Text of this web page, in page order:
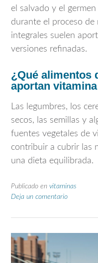
el salvado y el
durante el proceso de
integrales suelen
versiones refinadas.
¿Qué alimentos
aportan
Las legumbres, los
secos, las semillas y
fuentes vegetales de
contribuir a cubrir las
una dieta equilibrada.
Publicado en vitaminas
Deja un comentario